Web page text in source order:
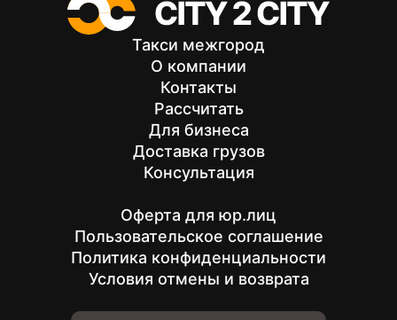
Такси межгород
О компании
Контакты
Рассчитать
Для бизнеса
Доставка грузов
Консультация
Оферта для юр.лиц
Пользовательское соглашение
Политика конфиденциальности
Условия отмены и возврата